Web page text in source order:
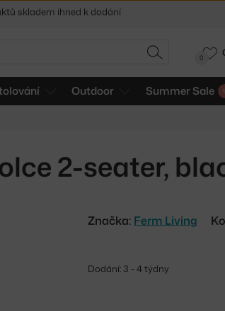
HLEDAT
Outdoor Summer Sale
0
2-seater,
Značka: Ferm Living
Dodání: 3 - 4 týdny
odběratele newsletteru